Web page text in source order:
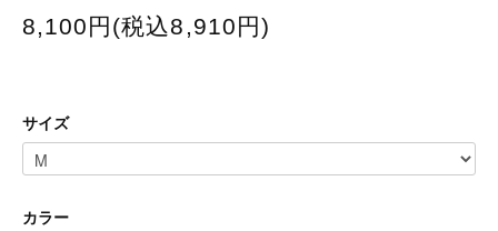
8,100円(税込8,910円)
サイズ
カラー